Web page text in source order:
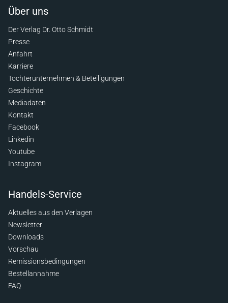
Über uns
Der Verlag Dr. Otto Schmidt
Presse
Anfahrt
Karriere
Tochterunternehmen & Beteiligungen
Geschichte
Mediadaten
Kontakt
Facebook
Linkedin
Youtube
Instagram
Handels-Service
Aktuelles aus den Verlagen
Newsletter
Downloads
Vorschau
Remissionsbedingungen
Bestellannahme
FAQ